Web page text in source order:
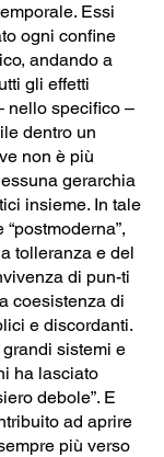
Essi
ogni confine
andando a
gli effetti
nello specifico –
dentro un
non è più
gerarchia
insieme. In tale
tolleranza e del
di pun-ti
coesistenza di
e discordanti.
grandi sistemi e
ha lasciato
debole”. E
ad aprire
più verso